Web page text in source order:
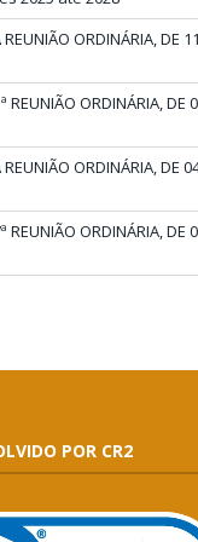
ORDINÁRIA, DE
REUNIÃO ORDINÁRIA, DE
ORDINÁRIA, DE
REUNIÃO ORDINÁRIA, DE
POR CR2